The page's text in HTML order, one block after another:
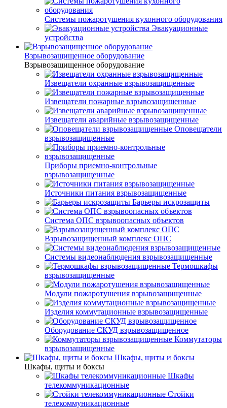
Системы пожаротушения кухонного оборудования
Эвакуационные
устройства
Взрывозащищенное оборудование
Взрывозащищенное оборудование
Извещатели охранные взрывозащищенные
Извещатели пожарные взрывозащищенные
Извещатели аварийные взрывозащищенные
Оповещатели
взрывозащищенные
Приборы приемно-контрольные
взрывозащищенные
Источники питания взрывозащищенные
Барьеры искрозащиты
Система ОПС взрывоопасных объектов
Взрывозащищенный комплекс ОПС
Системы видеонаблюдения взрывозащищенные
Термошкафы
взрывозащищенные
Модули пожаротушения взрывозащищенные
Изделия коммутационные взрывозащищенные
Оборудование СКУД взрывозащищенное
Коммутаторы
взрывозащищенные
Шкафы, щиты и боксы
Шкафы, щиты и боксы
Шкафы
телекоммуникационные
Стойки
телекоммуникационные